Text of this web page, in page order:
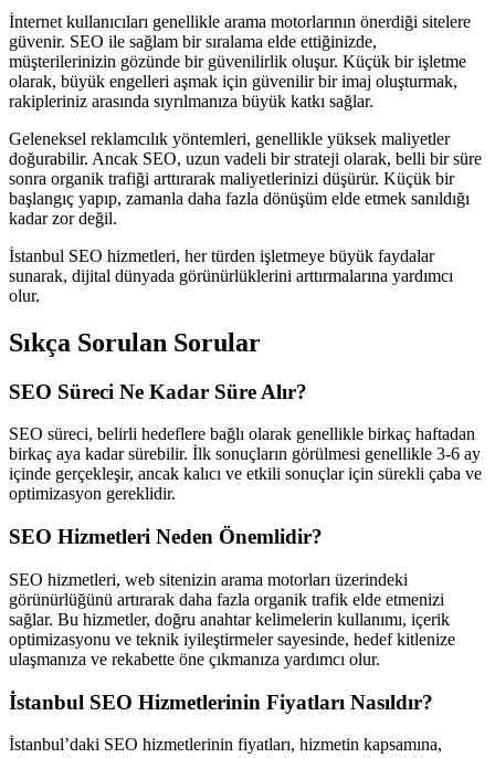
İnternet kullanıcıları genellikle arama motorlarının önerdiği sitelere
güvenir. SEO ile sağlam bir sıralama elde ettiğinizde,
müşterilerinizin gözünde bir güvenilirlik oluşur. Küçük bir işletme
olarak, büyük engelleri aşmak için güvenilir bir imaj oluşturmak,
rakipleriniz arasında sıyrılmanıza büyük katkı sağlar.
Geleneksel reklamcılık yöntemleri, genellikle yüksek maliyetler
doğurabilir. Ancak SEO, uzun vadeli bir strateji olarak, belli bir süre
sonra organik trafiği arttırarak maliyetlerinizi düşürür. Küçük bir
başlangıç yapıp, zamanla daha fazla dönüşüm elde etmek sanıldığı
kadar zor değil.
İstanbul SEO hizmetleri, her türden işletmeye büyük faydalar
sunarak, dijital dünyada görünürlüklerini arttırmalarına yardımcı
olur.
Sıkça Sorulan Sorular
SEO Süreci Ne Kadar Süre Alır?
SEO süreci, belirli hedeflere bağlı olarak genellikle birkaç haftadan
birkaç aya kadar sürebilir. İlk sonuçların görülmesi genellikle 3-6 ay
içinde gerçekleşir, ancak kalıcı ve etkili sonuçlar için sürekli çaba ve
optimizasyon gereklidir.
SEO Hizmetleri Neden Önemlidir?
SEO hizmetleri, web sitenizin arama motorları üzerindeki
görünürlüğünü artırarak daha fazla organik trafik elde etmenizi
sağlar. Bu hizmetler, doğru anahtar kelimelerin kullanımı, içerik
optimizasyonu ve teknik iyileştirmeler sayesinde, hedef kitlenize
ulaşmanıza ve rekabette öne çıkmanıza yardımcı olur.
İstanbul SEO Hizmetlerinin Fiyatları Nasıldır?
İstanbul’daki SEO hizmetlerinin fiyatları, hizmetin kapsamına,